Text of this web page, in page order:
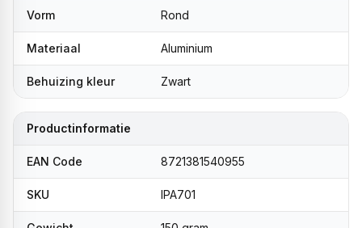
Vorm Rond
Materiaal Aluminium
Behuizing kleur Zwart
Productinformatie
EAN Code 8721381540955
SKU IPA701